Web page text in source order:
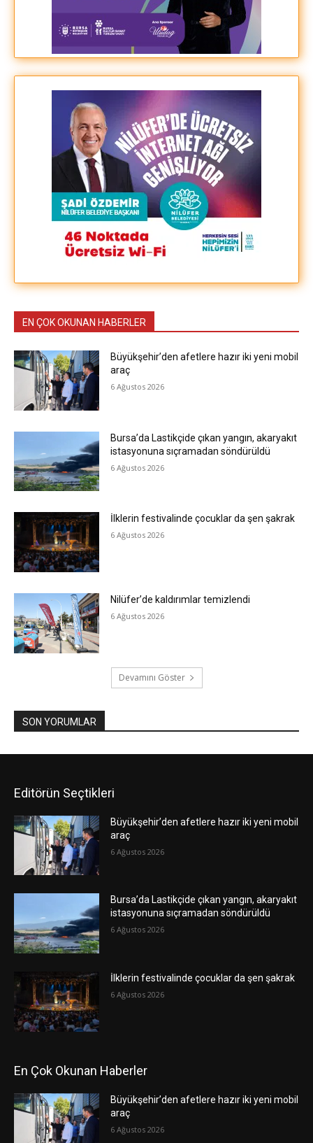
EN ÇOK OKUNAN HABERLER
Büyükşehir’den afetlere hazır iki yeni mobil
araç
6 Ağustos 2026
Bursa’da Lastikçide çıkan yangın, akaryakıt
istasyonuna sıçramadan söndürüldü
6 Ağustos 2026
İlklerin festivalinde çocuklar da şen şakrak
6 Ağustos 2026
Nilüfer’de kaldırımlar temizlendi
6 Ağustos 2026
Devamını Göster
SON YORUMLAR
Editörün Seçtikleri
Büyükşehir’den afetlere hazır iki yeni mobil
araç
6 Ağustos 2026
Bursa’da Lastikçide çıkan yangın, akaryakıt
istasyonuna sıçramadan söndürüldü
6 Ağustos 2026
İlklerin festivalinde çocuklar da şen şakrak
6 Ağustos 2026
En Çok Okunan Haberler
Büyükşehir’den afetlere hazır iki yeni mobil
araç
6 Ağustos 2026